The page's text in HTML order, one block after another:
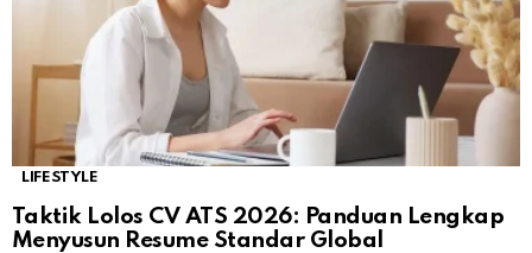
LIFESTYLE
Taktik Lolos CV ATS 2026: Panduan Lengkap
Menyusun Resume Standar Global